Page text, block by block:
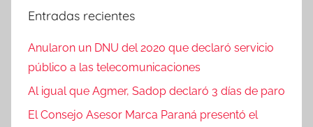
Entradas recientes
Anularon un DNU del 2020 que declaró servicio
público a las telecomunicaciones
Al igual que Agmer, Sadop declaró 3 días de paro
El Consejo Asesor Marca Paraná presentó el